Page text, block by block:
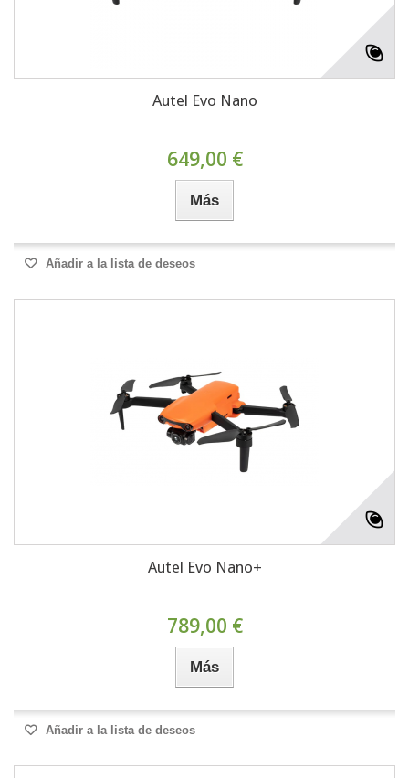
Autel Evo Nano
649,00 €
Más
Añadir a la lista de deseos
Autel Evo Nano+
789,00 €
Más
Añadir a la lista de deseos